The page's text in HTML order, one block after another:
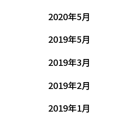
2020年5月
2019年5月
2019年3月
2019年2月
2019年1月